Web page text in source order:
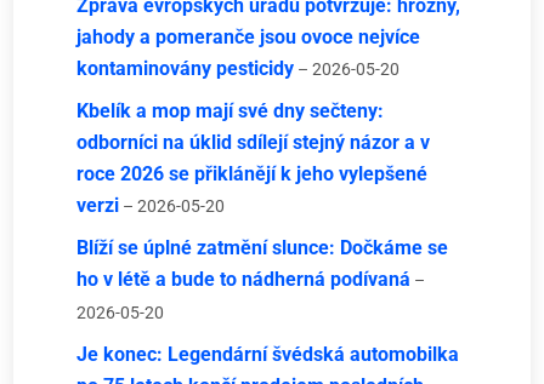
Zpráva evropských úřadů potvrzuje: hrozny,
jahody a pomeranče jsou ovoce nejvíce
kontaminovány pesticidy – 2026-05-20
Kbelík a mop mají své dny sečteny:
odborníci na úklid sdílejí stejný názor a v
roce 2026 se přiklánějí k jeho vylepšené
verzi – 2026-05-20
Blíží se úplné zatmění slunce: Dočkáme se
ho v létě a bude to nádherná podívaná –
2026-05-20
Je konec: Legendární švédská automobilka